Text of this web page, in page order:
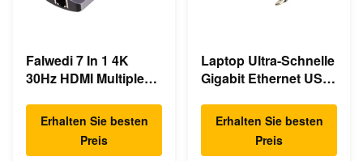
Falwedi 7 In 1 4K
30Hz HDMI Multiple
Erhalten Sie besten
Preis
Laptop Ultra-Schnelle
Gigabit Ethernet USB
Erhalten Sie besten
Preis